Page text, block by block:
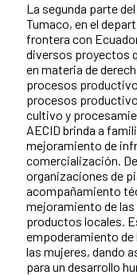
La segunda parte
Tumaco, en el
frontera con
diversos proyectos
en materia de
procesos
procesos
cultivo y
AECID brinda a
mejoramiento de
comercialización.
organizaciones de
acompañamiento
mejoramiento de
productos locales.
empoderamiento de
las mujeres, dando
para un desarrollo